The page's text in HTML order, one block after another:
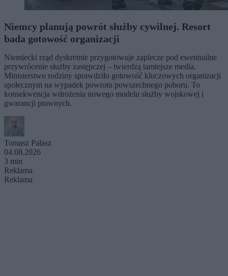
Niemcy planują powrót służby cywilnej. Resort
bada gotowość organizacji
Niemiecki rząd dyskretnie przygotowuje zaplecze pod ewentualne
przywrócenie służby zastępczej – twierdzą tamtejsze media.
Ministerstwo rodziny sprawdziło gotowość kluczowych organizacji
społecznym na wypadek powrotu powszechnego poboru. To
konsekwencja wdrożenia nowego modelu służby wojskowej i
gwarancji prawnych.
Tomasz Pałasz
04.08.2026
3 min
Reklama
Reklama